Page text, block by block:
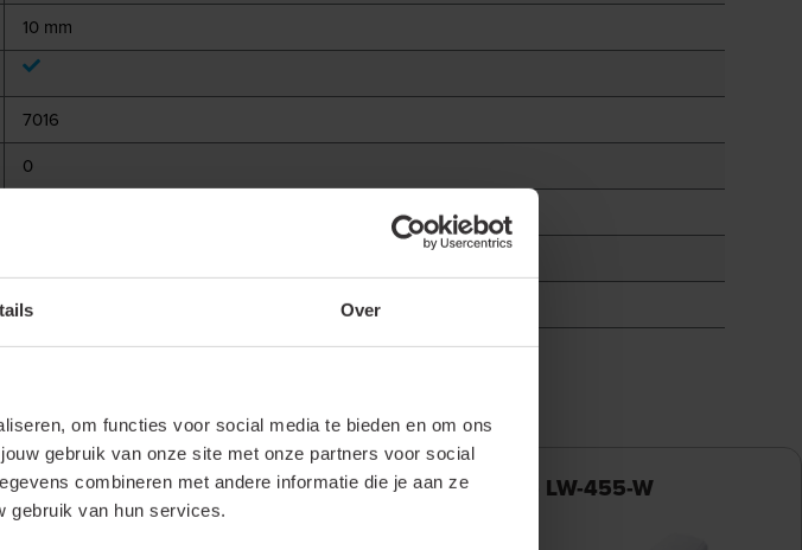
Over
om functies voor social media te bieden en om ons
gebruik van onze site met onze partners voor social
combineren met andere informatie die je aan ze
gebruik van hun services.
10 mm
7016
0
Leidingwrap
942645- LW-360-G 942650 - LW-455-W